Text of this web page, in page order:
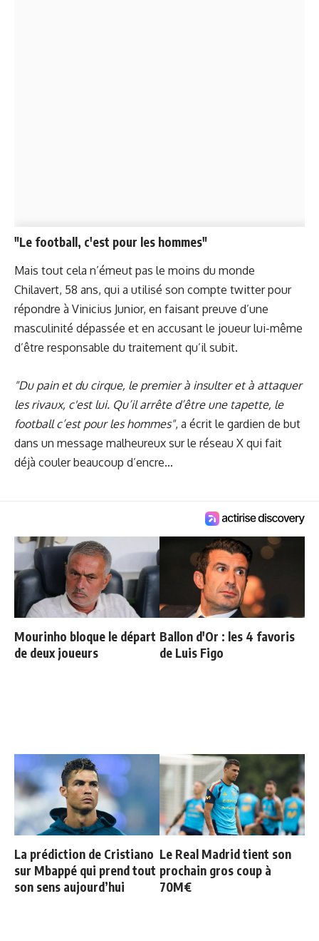
"Le football, c'est pour les hommes"
Mais tout cela n’émeut pas le moins du monde
Chilavert, 58 ans, qui a utilisé son compte twitter pour
répondre à Vinicius Junior, en faisant preuve d’une
masculinité dépassée et en accusant le joueur lui-même
d’être responsable du traitement qu’il subit.
"Du pain et du cirque, le premier à insulter et à attaquer
les rivaux, c'est lui. Qu’il arrête d’être une tapette, le
football c’est pour les hommes", a écrit le gardien de but
dans un message malheureux sur le réseau X qui fait
déjà couler beaucoup d’encre…
Mourinho bloque le départ
de deux joueurs
Ballon d'Or : les 4 favoris
de Luis Figo
La prédiction de Cristiano
sur Mbappé qui prend tout
son sens aujourd’hui
Le Real Madrid tient son
prochain gros coup à
70M€